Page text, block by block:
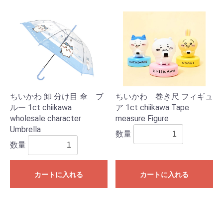
ちいかわ 卸 分け目 傘 ブ
ルー 1ct chiikawa
wholesale character
Umbrella
数量
カートに入れる
ちいかわ 巻き尺 フィギュ
ア 1ct chiikawa Tape
measure Figure
数量
カートに入れる